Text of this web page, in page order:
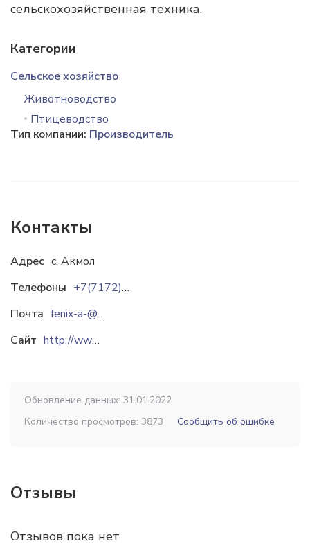
сельскохозяйственная техника.
Категории
Сельское хозяйство
Животноводство
Птицеводство
Тип компании: Производитель
Контакты
Адрес с. Акмол
Телефоны
+7(7172) 55-04-86
Почта
fenix-a-@mail.ru
Сайт
http://www.shanyrak-group.kz
Обновление данных: 31.01.2022
Количество просмотров: 3873
Сообщить об ошибке
Отзывы
Отзывов пока нет